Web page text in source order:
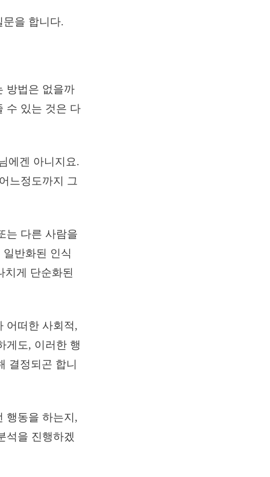
을 합니다.
방법은 없을까
수 있는 것은 다
에겐 아니지요.
느정도까지 그
는 다른 사람을
반화된 인식
치게 단순화된
어떠한 사회적,
게도, 이러한 행
결정되곤 합니
행동을 하는지,
석을 진행하겠